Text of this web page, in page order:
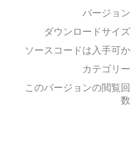
バージョン
ダウンロードサイズ
ソースコードは入手可か
カテゴリー
このバージョンの閲覧回
数